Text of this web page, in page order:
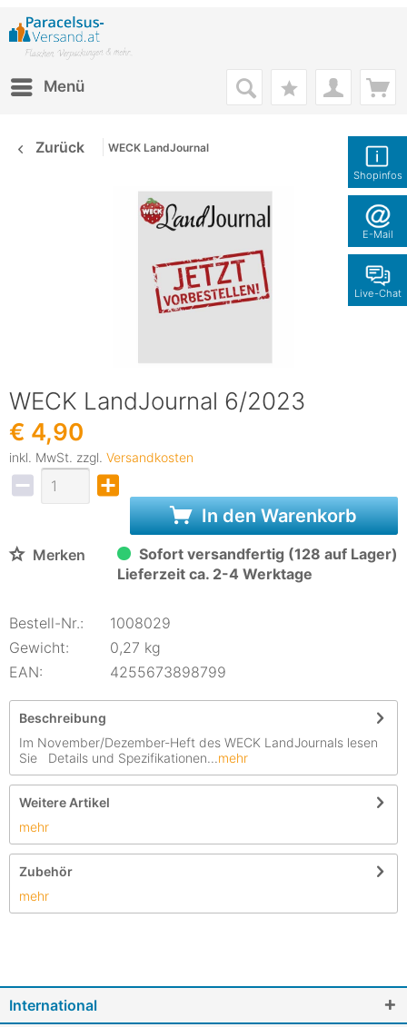
Shopinfos
E-Mail
Live-Chat
Menü
Zurück WECK LandJournal
WECK LandJournal 6/2023
€ 4,90
inkl. MwSt. zzgl. Versandkosten
In den Warenkorb
Merken
Sofort versandfertig (128 auf Lager)
Lieferzeit ca. 2-4 Werktage
Bestell-Nr.:
1008029
Gewicht:
0,27 kg
EAN:
4255673898799
Beschreibung
Im November/Dezember-Heft des WECK LandJournals lesen
Sie Details und Spezifikationen...mehr
Weitere Artikel
mehr
Zubehör
mehr
International